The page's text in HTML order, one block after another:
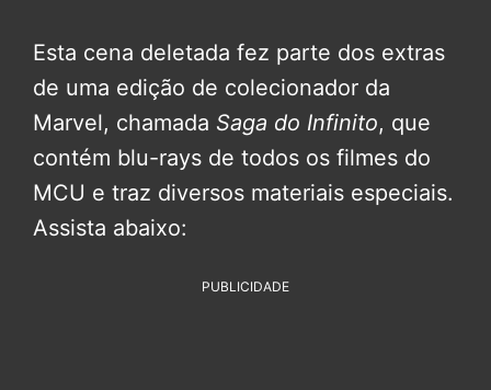
Esta cena deletada fez parte dos extras
de uma edição de colecionador da
Marvel, chamada Saga do Infinito, que
contém blu-rays de todos os filmes do
MCU e traz diversos materiais especiais.
Assista abaixo:
PUBLICIDADE